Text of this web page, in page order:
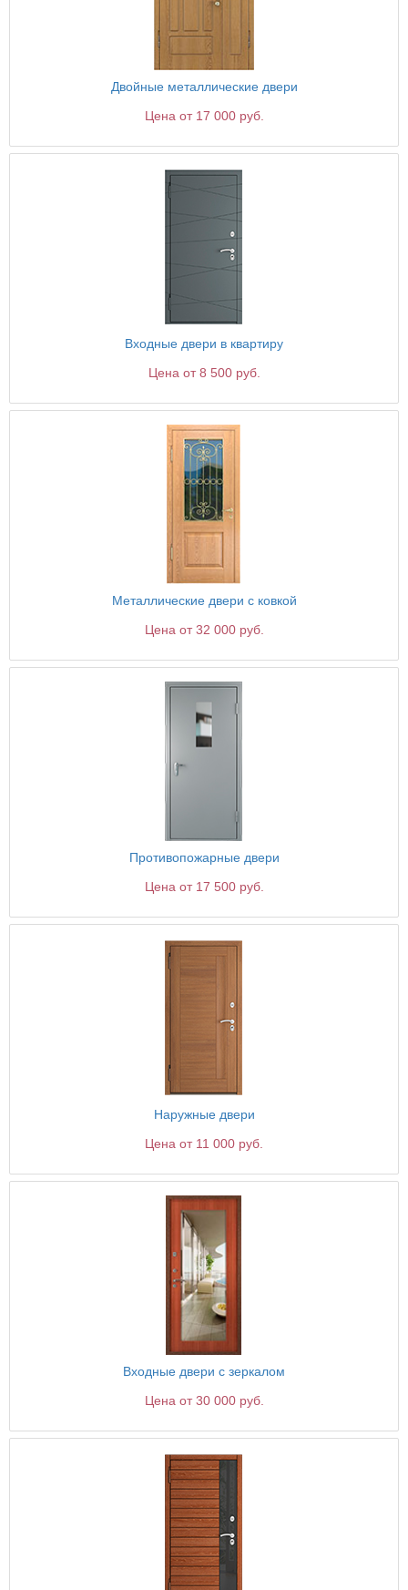
Двойные металлические двери
Цена от 17 000 руб.
Входные двери в квартиру
Цена от 8 500 руб.
Металлические двери с ковкой
Цена от 32 000 руб.
Противопожарные двери
Цена от 17 500 руб.
Наружные двери
Цена от 11 000 руб.
Входные двери с зеркалом
Цена от 30 000 руб.